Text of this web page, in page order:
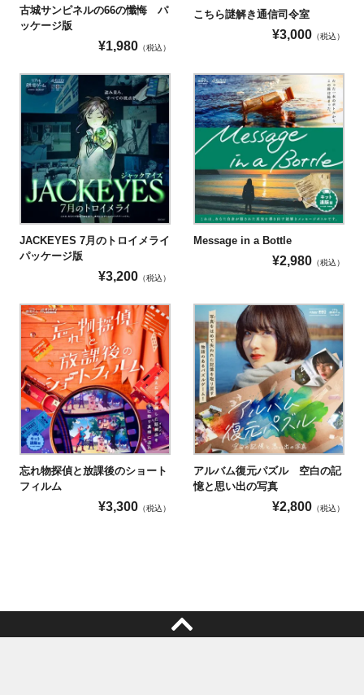
古城サンピネルの66の懺悔 パ
ッケージ版
¥1,980 （税込）
こちら謎解き通信司令室
¥3,000 （税込）
JACKEYES 7月のトロイメライ
パッケージ版
¥3,200 （税込）
Message in a Bottle
¥2,980 （税込）
忘れ物探偵と放課後のショート
フィルム
¥3,300 （税込）
アルバム復元パズル 空白の記
憶と思い出の写真
¥2,800 （税込）